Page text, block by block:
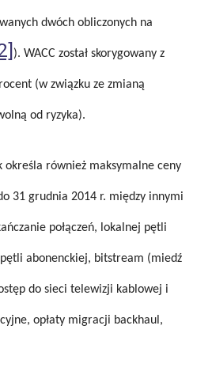
dwóch obliczonych na
). WACC został skorygowany z
(w związku ze zmianą
od ryzyka).
określa również maksymalne ceny
31 grudnia 2014 r. między innymi
połączeń, lokalnej pętli
abonenckiej, bitstream (miedź
do sieci telewizji kablowej i
opłaty migracji backhaul,